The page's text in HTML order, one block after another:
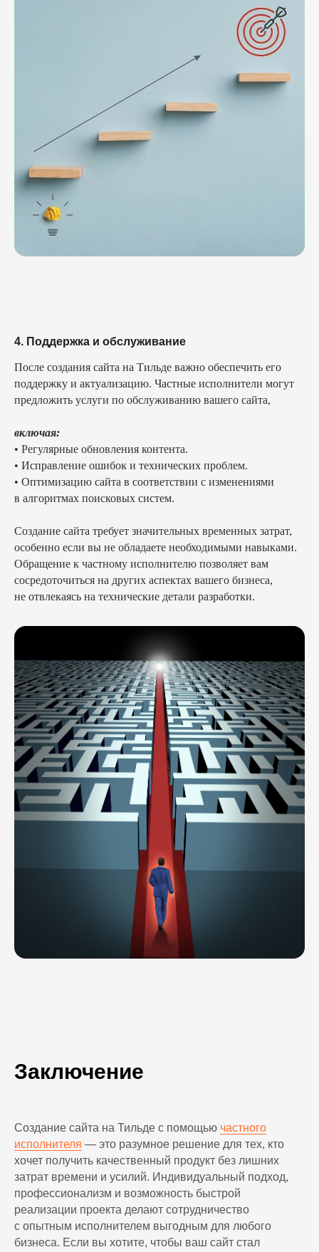
4. Поддержка и обслуживание
После создания сайта на Тильде важно обеспечить его
поддержку и актуализацию. Частные исполнители могут
предложить услуги по обслуживанию вашего сайта,
включая:
• Регулярные обновления контента.
• Исправление ошибок и технических проблем.
• Оптимизацию сайта в соответствии с изменениями
в алгоритмах поисковых систем.
Создание сайта требует значительных временных затрат,
особенно если вы не обладаете необходимыми навыками.
Обращение к частному исполнителю позволяет вам
сосредоточиться на других аспектах вашего бизнеса,
не отвлекаясь на технические детали разработки.
Заключение
Создание сайта на Тильде с помощью частного
исполнителя — это разумное решение для тех, кто
хочет получить качественный продукт без лишних
затрат времени и усилий. Индивидуальный подход,
профессионализм и возможность быстрой
реализации проекта делают сотрудничество
с опытным исполнителем выгодным для любого
бизнеса. Если вы хотите, чтобы ваш сайт стал
возможные форматы работы
Как удобнее связаться?
Telegram
Хочу расчёт
Нажимая кнопку «Хочу расчёт», я подтверждаю
ознакомление и даюСогласие на обработкумоих
персональных данных в порядке и на условиях,
solovey
design
*социальная сеть Instagram, принадлежащая компании Meta
© 2022-2026 Дмитрий Соловьёв
Согласие на обработку персональных данных
Главная
Цены
Контакты
КОНТАКТЫ
КАРТА САЙТА
Вопросы и ответы
+7 (926) 571-11-35
Telegram
Мах
*Instagram
Экспресс-лендинг
Потфолио